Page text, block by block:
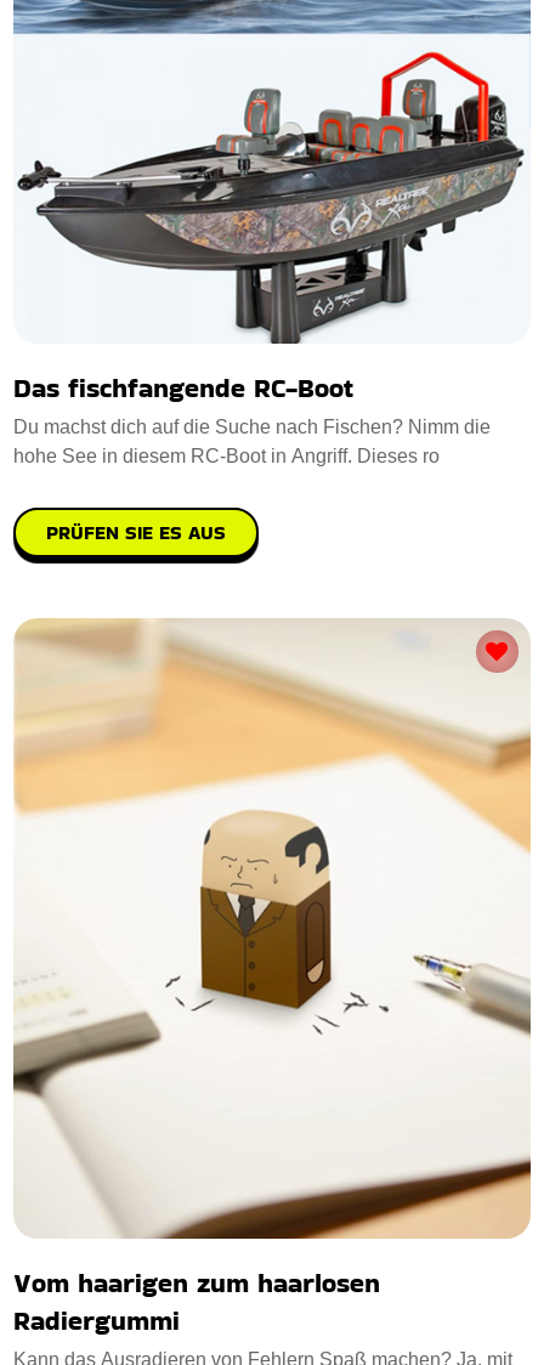
Das fischfangende RC-Boot
Du machst dich auf die Suche nach Fischen? Nimm die
hohe See in diesem RC-Boot in Angriff. Dieses ro
PRÜFEN SIE ES AUS
Vom haarigen zum haarlosen
Radiergummi
Kann das Ausradieren von Fehlern Spaß machen? Ja, mit